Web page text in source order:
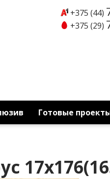
+375 (44)
+375 (29)
Готовые